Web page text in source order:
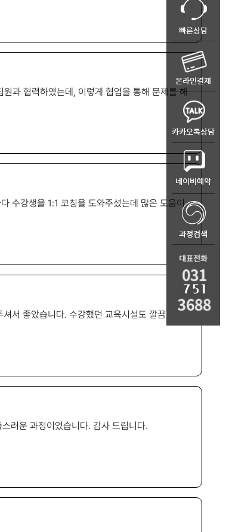
과 협력하였는데, 이렇게 협업을 통해 문제를 해
수강생을 1:1 코칭을 도와주셨는데 많은 도움이
서 좋았습니다. 수강했던 교육시설도 깔끔하고
러운 과정이었습니다. 감사 드립니다.